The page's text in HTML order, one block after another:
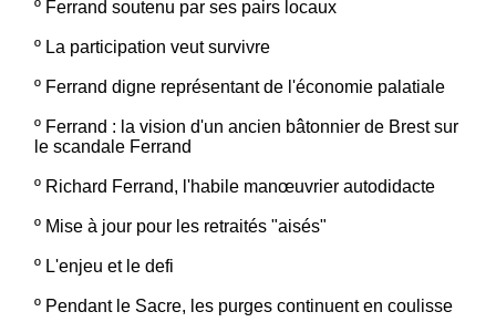
º Ferrand soutenu par ses pairs locaux
º La participation veut survivre
º Ferrand digne représentant de l'économie palatiale
º Ferrand : la vision d'un ancien bâtonnier de Brest sur
le scandale Ferrand
º Richard Ferrand, l'habile manœuvrier autodidacte
º Mise à jour pour les retraités "aisés"
º L'enjeu et le defi
º Pendant le Sacre, les purges continuent en coulisse